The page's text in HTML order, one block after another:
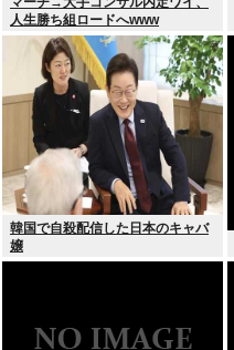
人生勝ち組ロードへwww
韓国で自殺配信した日本のキャバ
嬢